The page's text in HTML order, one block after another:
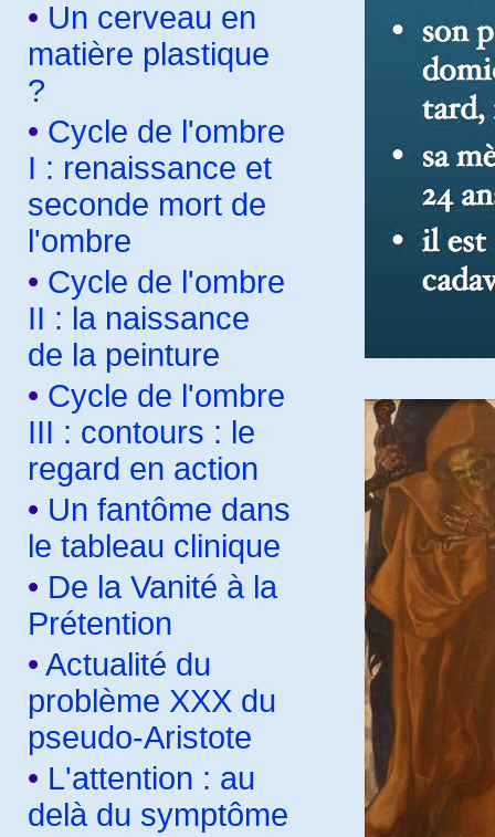
• Un cerveau en
matière plastique
?
• Cycle de l'ombre
I : renaissance et
seconde mort de
l'ombre
• Cycle de l'ombre
II : la naissance
de la peinture
• Cycle de l'ombre
III : contours : le
regard en action
• Un fantôme dans
le tableau clinique
• De la Vanité à la
Prétention
• Actualité du
problème XXX du
pseudo-Aristote
• L'attention : au
delà du symptôme